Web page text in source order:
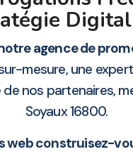
agence de
mesure, une
nos partenaires,
Soyaux 16800.
web construisez-